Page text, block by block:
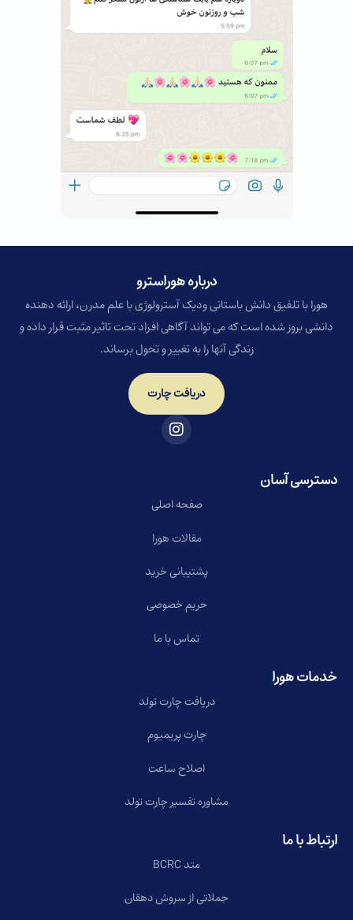
درباره هوراسترو​
هورا با تلفیق دانش باستانی ودیک آسترولوژی با علم مدرن، ارائه دهنده
دانشی بروز شده است که می تواند آگاهی افراد تحت تاثیر مثبت قرار داده و
زندگی آنها را به تغییر و تحول برساند.
دریافت چارت
دسترسی آسان
صفحه اصلی
مقالات هورا
پشتیبانی خرید
حریم خصوصی
تماس با ما
خدمات هورا
دریافت چارت تولد
چارت پریمیوم
اصلاح ساعت
مشاوره تفسیر چارت تولد
ارتباط با ما
متد BCRC
جملاتی از سروش دهقان